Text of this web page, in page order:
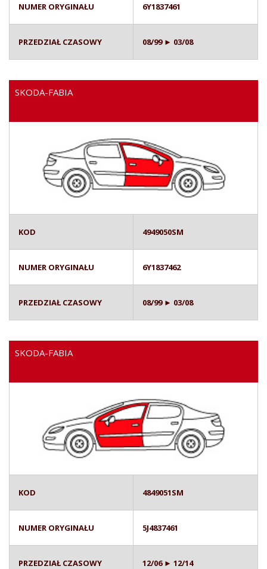
NUMER ORYGINAŁU 6Y1837461
PRZEDZIAŁ CZASOWY 08/99 ► 03/08
SKODA-FABIA
KOD 4949050SM
NUMER ORYGINAŁU 6Y1837462
PRZEDZIAŁ CZASOWY 08/99 ► 03/08
SKODA-FABIA
KOD 4849051SM
NUMER ORYGINAŁU 5J4837461
PRZEDZIAŁ CZASOWY 12/06 ► 12/14